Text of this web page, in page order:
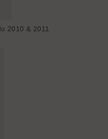
2010 & 2011